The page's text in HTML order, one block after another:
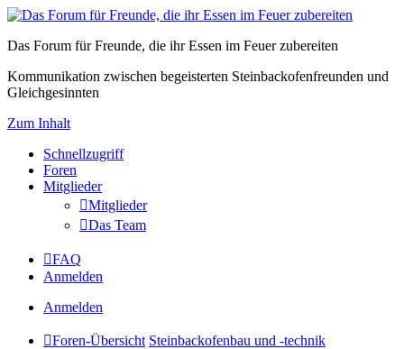
Das Forum für Freunde, die ihr Essen im Feuer zubereiten
Kommunikation zwischen begeisterten Steinbackofenfreunden und
Gleichgesinnten
Zum Inhalt
Schnellzugriff
Foren
Mitglieder
Mitglieder
Das Team
FAQ
Anmelden
Anmelden
Foren-Übersicht Steinbackofenbau und -technik